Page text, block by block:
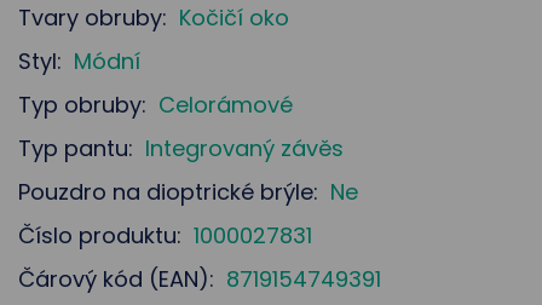
Tvary obruby: Kočičí oko
Styl: Módní
Typ obruby: Celorámové
Typ pantu: Integrovaný závěs
Pouzdro na dioptrické brýle: Ne
Číslo produktu: 1000027831
Čárový kód (EAN): 8719154749391